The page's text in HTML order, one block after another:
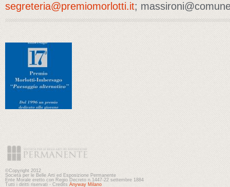
segreteria@premiomorlotti.it;
©Copyright 2012
Società per le Belle Arti ed Esposizione Permanente
Ente Morale eretto con Regio Decreto n.1447-22 settembre 1884
Tutti i diritti riservati - Credits Anyway Milano